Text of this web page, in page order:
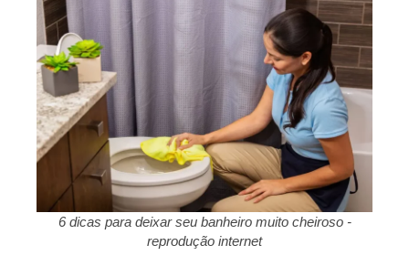
6 dicas para deixar seu banheiro muito cheiroso -
reprodução internet